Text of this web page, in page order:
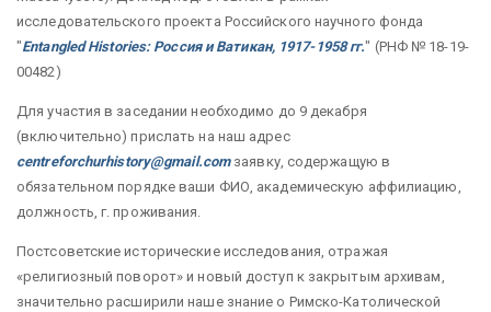
исследовательского проекта Российского научного фонда
"Entangled Histories: Россия и Ватикан, 1917-1958 гг." (РНФ № 18-19-
00482)
Для участия в заседании необходимо до 9 декабря
(включительно) прислать на наш адрес
centreforchurhistory@gmail.comзаявку, содержащую в
обязательном порядке ваши ФИО, академическую аффилиацию,
должность, г. проживания.
Постсоветские исторические исследования, отражая
«религиозный поворот» и новый доступ к закрытым архивам,
значительно расширили наше знание о Римско-Католической